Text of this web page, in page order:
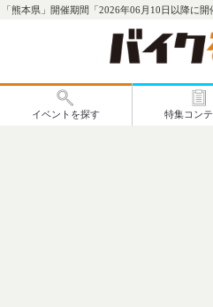
「熊本県」開催期間「2026年06月10日以降に